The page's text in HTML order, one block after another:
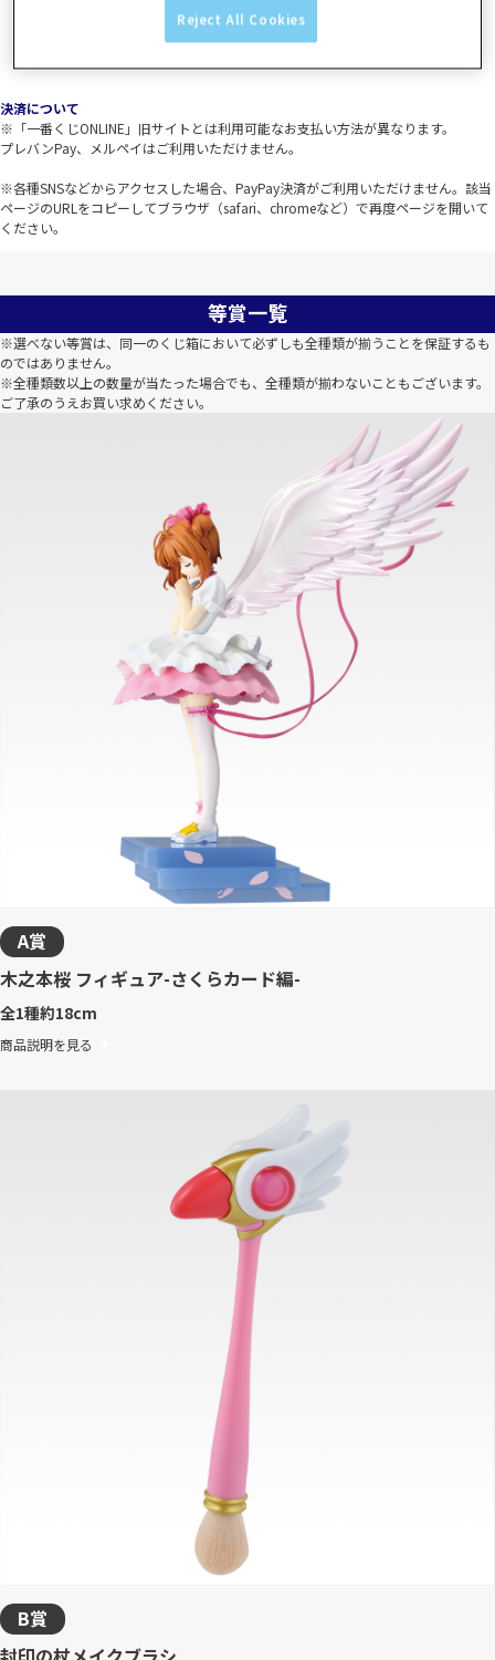
決済について
※「一番くじONLINE」旧サイトとは利用可能なお支払い方法が異なります。
プレバンPay、メルペイはご利用いただけません。
※各種SNSなどからアクセスした場合、PayPay決済がご利用いただけません。該当
ページのURLをコピーしてブラウザ（safari、chromeなど）で再度ページを開いて
ください。
等賞一覧
※選べない等賞は、同一のくじ箱において必ずしも全種類が揃うことを保証するも
のではありません。
※全種類数以上の数量が当たった場合でも、全種類が揃わないこともございます。
ご了承のうえお買い求めください。
A賞
木之本桜 フィギュア-さくらカード編-
全1種約18cm
商品説明を見る
B賞
Reject All Cookies